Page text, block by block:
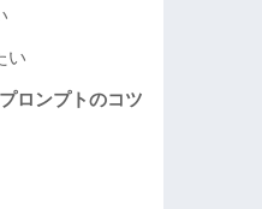
い
ロンプトのコツ